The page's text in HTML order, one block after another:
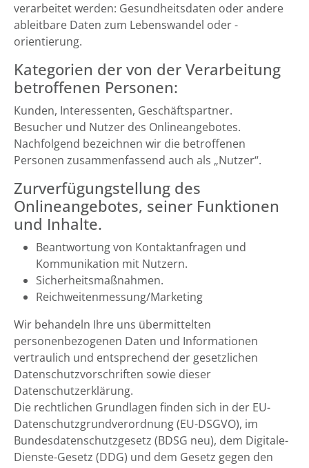
verarbeitet werden: Gesundheitsdaten oder andere
ableitbare Daten zum Lebenswandel oder -
orientierung.
Kategorien der von der Verarbeitung
betroffenen Personen:
Kunden, Interessenten, Geschäftspartner.
Besucher und Nutzer des Onlineangebotes.
Nachfolgend bezeichnen wir die betroffenen
Personen zusammenfassend auch als „Nutzer“.
Zurverfügungstellung des
Onlineangebotes, seiner Funktionen
und Inhalte.
Beantwortung von Kontaktanfragen und
Kommunikation mit Nutzern.
Sicherheitsmaßnahmen.
Reichweitenmessung/Marketing
Wir behandeln Ihre uns übermittelten
personenbezogenen Daten und Informationen
vertraulich und entsprechend der gesetzlichen
Datenschutzvorschriften sowie dieser
Datenschutzerklärung.
Die rechtlichen Grundlagen finden sich in der EU-
Datenschutzgrundverordnung (EU-DSGVO), im
Bundesdatenschutzgesetz (BDSG neu), dem Digitale-
Dienste-Gesetz (DDG) und dem Gesetz gegen den